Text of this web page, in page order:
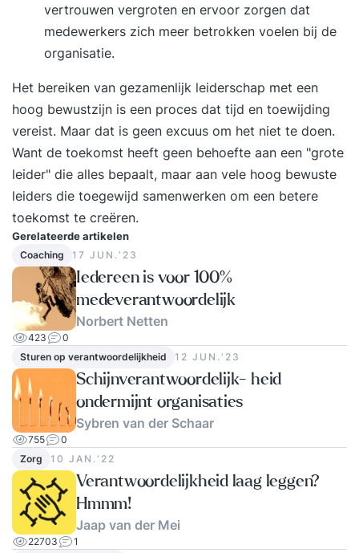
vertrouwen vergroten en ervoor zorgen dat
medewerkers zich meer betrokken voelen bij de
organisatie.
Het bereiken van gezamenlijk leiderschap met een
hoog bewustzijn is een proces dat tijd en toewijding
vereist. Maar dat is geen excuus om het niet te doen.
Want de toekomst heeft geen behoefte aan een "grote
leider" die alles bepaalt, maar aan vele hoog bewuste
leiders die toegewijd samenwerken om een betere
toekomst te creëren.
Gerelateerde artikelen
Coaching 17 JUN.‘23
Iedereen is voor 100%
medeverantwoordelijk
Norbert Netten
423
0
Sturen op verantwoordelijkheid
12 JUN.‘23
Schijnverantwoordelijk- heid
ondermijnt organisaties
Sybren van der Schaar
755
0
Zorg
10 JAN.‘22
Verantwoordelijkheid laag leggen?
Hmmm!
Jaap van der Mei
22703
1